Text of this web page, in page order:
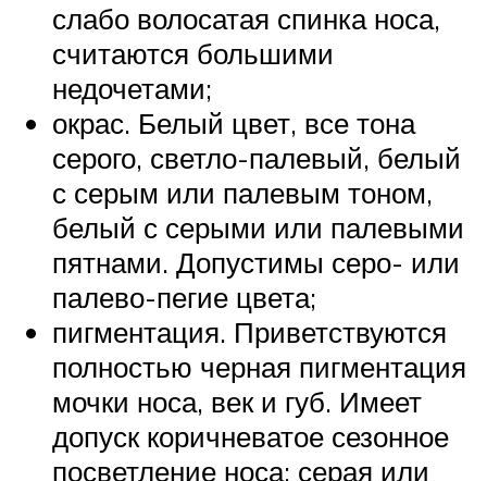
слабо волосатая спинка носа,
считаются большими
недочетами;
окрас. Белый цвет, все тона
серого, светло-палевый, белый
с серым или палевым тоном,
белый с серыми или палевыми
пятнами. Допустимы серо- или
палево-пегие цвета;
пигментация. Приветствуются
полностью черная пигментация
мочки носа, век и губ. Имеет
допуск коричневатое сезонное
посветление носа; серая или